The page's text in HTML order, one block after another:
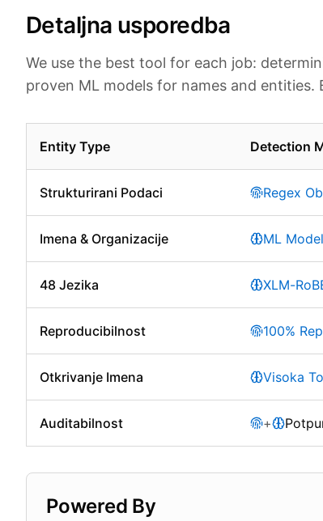
Detaljna usporedba
We use the best tool for each job:
proven ML models for names and entities.
Entity Type Detection
Strukturirani Podaci Regex
Imena & Organizacije ML
48 Jezika XLM-
Reproducibilnost 100%
Otkrivanje Imena Visoka
Auditabilnost +
Powered By